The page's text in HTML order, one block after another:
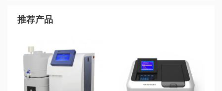
推荐产品